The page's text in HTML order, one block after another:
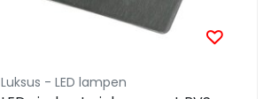
Luksus - LED lampen